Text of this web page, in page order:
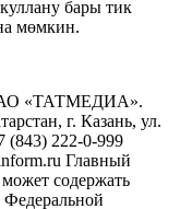
бары тик
мөмкин.
АО «ТАТМЕДИА».
г. Казань, ул.
(843) 222-0-999
Главный
содержать